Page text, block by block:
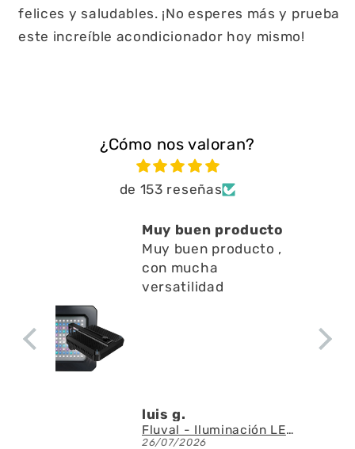
felices y saludables. ¡No esperes más y prueba
este increíble acondicionador hoy mismo!
¿Cómo nos valoran?
de 153 reseñas
Muy buen producto
Muy buen producto ,
con mucha
versatilidad
luis g.
Fluval - Iluminación LED Nano Reef 4.0 de 25W
26/07/2026